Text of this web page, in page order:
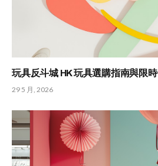
玩具反斗城 HK 玩具選購指南與限
29 5 月, 2026